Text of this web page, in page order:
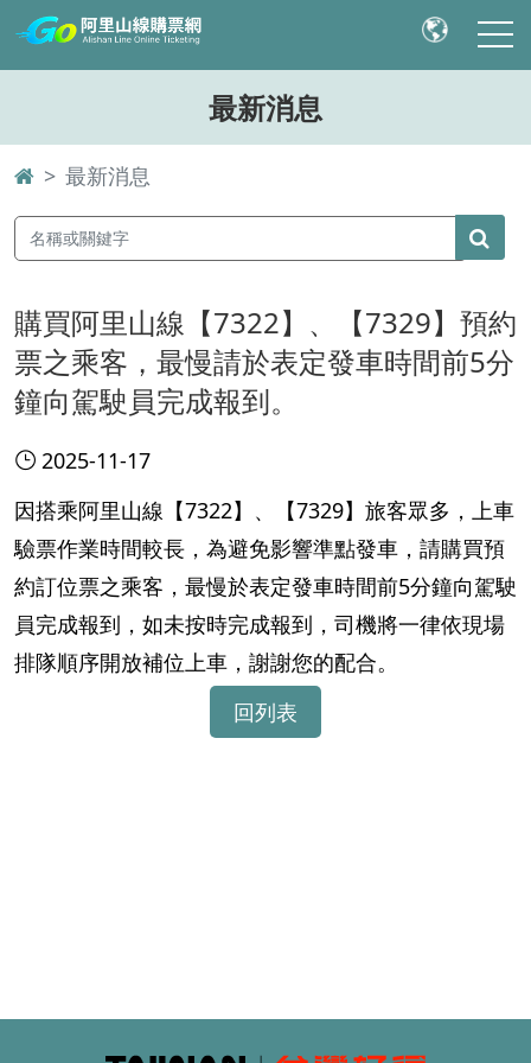
最新消息
最新消息
購買阿里山線【7322】、【7329】預約
票之乘客，最慢請於表定發車時間前5分
鐘向駕駛員完成報到。
2025-11-17
因搭乘阿里山線【7322】、【7329】旅客眾多，上車
驗票作業時間較長，為避免影響準點發車，請購買預
約訂位票之乘客，最慢於表定發車時間前5分鐘向駕駛
員完成報到，如未按時完成報到，司機將一律依現場
排隊順序開放補位上車，謝謝您的配合。
回列表